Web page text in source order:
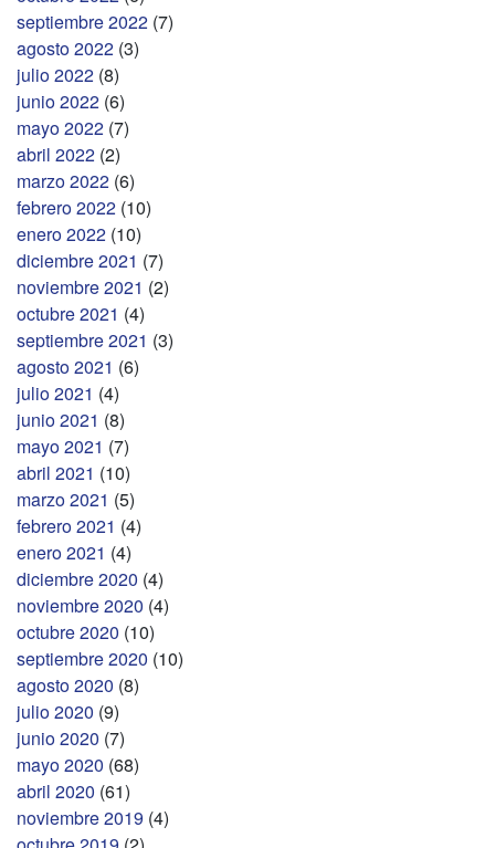
septiembre 2022 (7)
agosto 2022 (3)
julio 2022 (8)
junio 2022 (6)
mayo 2022 (7)
abril 2022 (2)
marzo 2022 (6)
febrero 2022 (10)
enero 2022 (10)
diciembre 2021 (7)
noviembre 2021 (2)
octubre 2021 (4)
septiembre 2021 (3)
agosto 2021 (6)
julio 2021 (4)
junio 2021 (8)
mayo 2021 (7)
abril 2021 (10)
marzo 2021 (5)
febrero 2021 (4)
enero 2021 (4)
diciembre 2020 (4)
noviembre 2020 (4)
octubre 2020 (10)
septiembre 2020 (10)
agosto 2020 (8)
julio 2020 (9)
junio 2020 (7)
mayo 2020 (68)
abril 2020 (61)
noviembre 2019 (4)